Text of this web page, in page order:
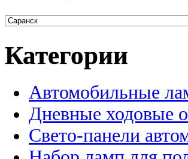
Категории
Автомобильные
Дневные ходовые
Свето-панели